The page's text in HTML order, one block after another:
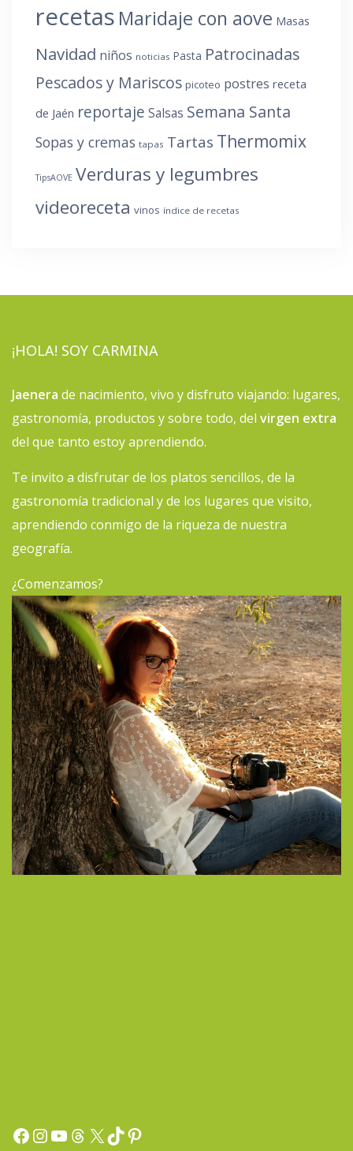
recetas Maridaje con aove Masas
Navidad niños noticias Pasta Patrocinadas
Pescados y Mariscos picoteo postres receta
de Jaén reportaje Salsas Semana Santa
Sopas y cremas tapas Tartas Thermomix
TipsAOVE Verduras y legumbres
videoreceta vinos índice de recetas
¡HOLA! SOY CARMINA
Jaenera de nacimiento, vivo y disfruto viajando: lugares,
gastronomía, productos y sobre todo, del virgen extra
del que tanto estoy aprendiendo.
Te invito a disfrutar de los platos sencillos, de la
gastronomía tradicional y de los lugares que visito,
aprendiendo conmigo de la riqueza de nuestra
geografía.
¿Comenzamos?
Facebook
Instagram
YouTube
Threads
X TikTok
Pinterest